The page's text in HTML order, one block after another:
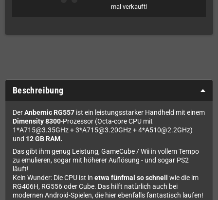
mal verkauft!
Beschreibung
DerAnbernic RG557 ist ein leistungsstarker Handheld mit einem
Dimensity 8300-Prozessor (Octa-core CPU mit
1*A715@3.35GHz + 3*A715@3.20GHz + 4*A510@2.2GHz)
und 12 GB RAM.
Das gibt ihm genug Leistung, GameCube / Wii in vollem Tempo
zu emulieren, sogar mit höherer Auflösung - und sogar PS2
läuft!
Kein Wunder: Die CPU ist in etwa fünfmal so schnell
wie die im
RG406H, RG556 oder Cube. Das hilft natürlich auch bei
modernen Android-Spielen, die hier ebenfalls fantastisch laufen!